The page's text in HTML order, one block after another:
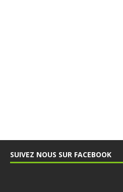
SUIVEZ NOUS SUR FACEBOOK